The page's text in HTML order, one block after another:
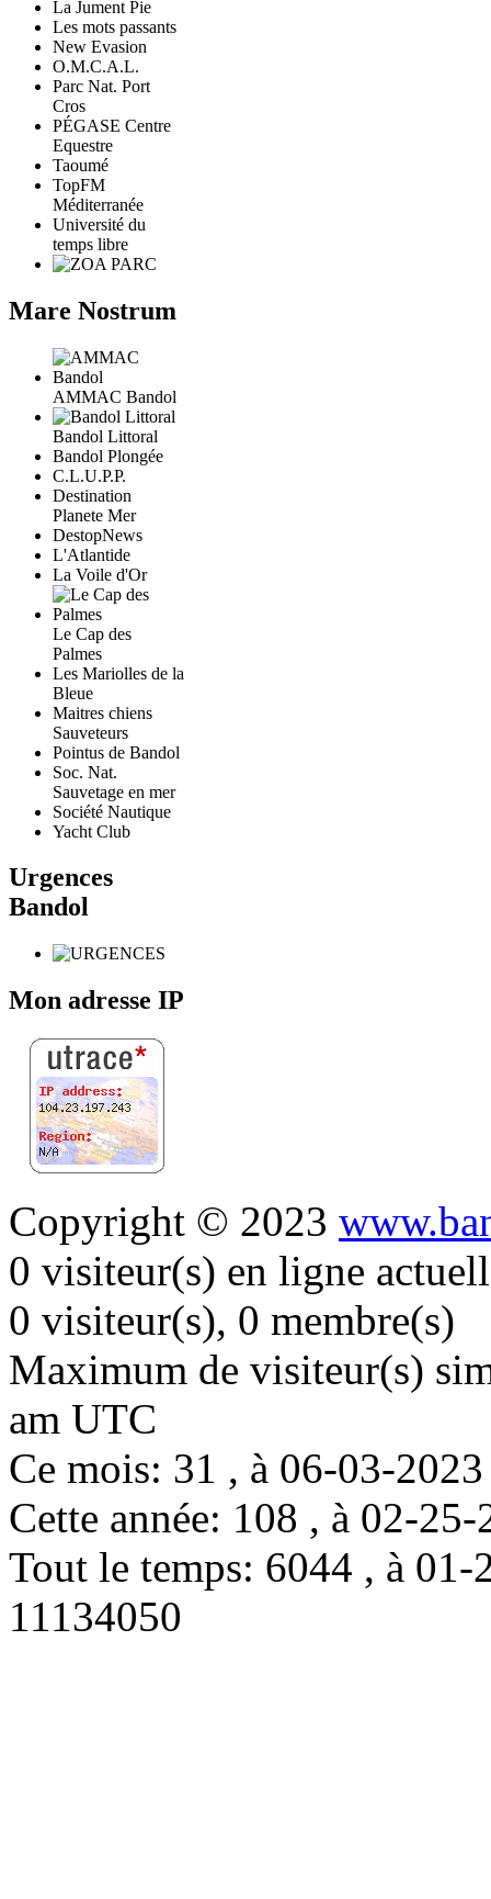
La Jument Pie
Les mots passants
New Evasion
O.M.C.A.L.
Parc Nat. Port
Cros
PÉGASE Centre
Equestre
Taoumé
TopFM
Méditerranée
Université du
temps libre
Mare Nostrum
AMMAC Bandol
Bandol Littoral
Bandol Plongée
C.L.U.P.P.
Destination
Planete Mer
DestopNews
L'Atlantide
La Voile d'Or
Le Cap des
Palmes
Les Mariolles de la
Bleue
Maitres chiens
Sauveteurs
Pointus de Bandol
Soc. Nat.
Sauvetage en mer
Société Nautique
Yacht Club
Urgences
Bandol
Mon adresse IP
Copyright © 2023
0 visiteur(s) en ligne
0 visiteur(s), 0 membre(s)
Maximum de visiteur(s)
am UTC
Ce mois: 31 , à 06-03-
Cette année: 108 , à 02-
Tout le temps: 6044 , à
11134050